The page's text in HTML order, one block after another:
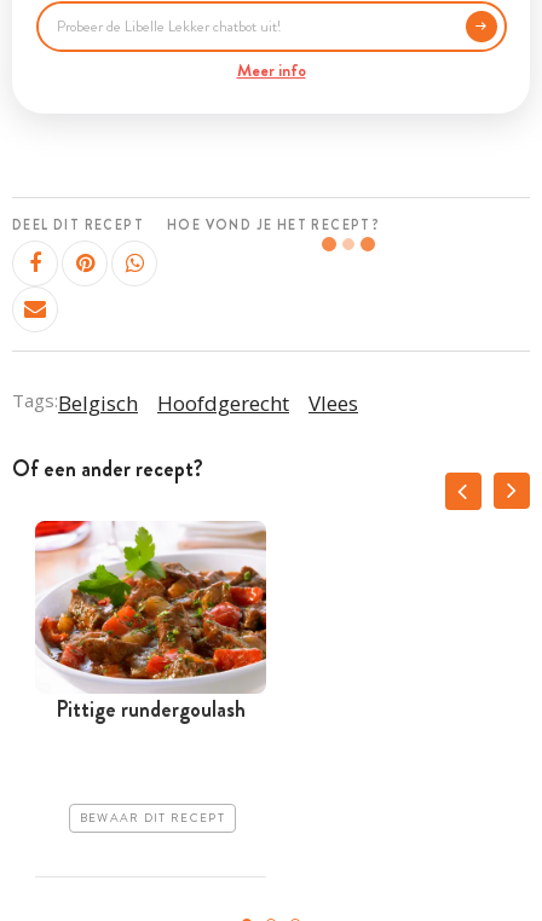
Meer info
DEEL DIT RECEPT HOE VOND JE HET RECEPT?
Tags:Belgisch Hoofdgerecht Vlees
Of een ander recept?
Pittige rundergoulash
BEWAAR DIT RECEPT